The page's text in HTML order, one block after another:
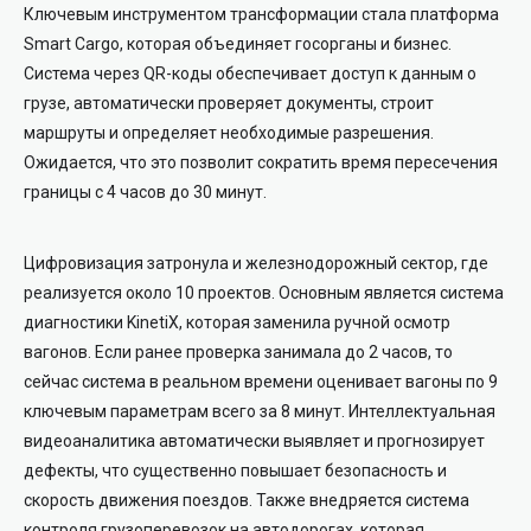
Ключевым инструментом трансформации стала платформа
Smart Cargo, которая объединяет госорганы и бизнес.
Система через QR-коды обеспечивает доступ к данным о
грузе, автоматически проверяет документы, строит
маршруты и определяет необходимые разрешения.
Ожидается, что это позволит сократить время пересечения
границы с 4 часов до 30 минут.
Цифровизация затронула и железнодорожный сектор, где
реализуется около 10 проектов. Основным является система
диагностики KinetiX, которая заменила ручной осмотр
вагонов. Если ранее проверка занимала до 2 часов, то
сейчас система в реальном времени оценивает вагоны по 9
ключевым параметрам всего за 8 минут. Интеллектуальная
видеоаналитика автоматически выявляет и прогнозирует
дефекты, что существенно повышает безопасность и
скорость движения поездов. Также внедряется система